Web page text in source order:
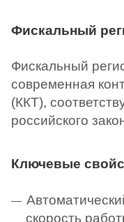
Фискальный
Фискальный
современная
(ККТ),
российского
Ключевые
скорость